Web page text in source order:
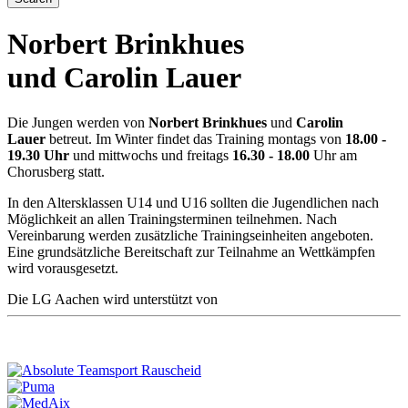
Norbert Brinkhues
und Carolin Lauer
Die Jungen werden von Norbert Brinkhues und Carolin
Lauer betreut. Im Winter findet das Training montags von 18.00 -
19.30 Uhr und mittwochs und freitags 16.30 - 18.00 Uhr am
Chorusberg statt.
In den Altersklassen U14 und U16 sollten die Jugendlichen nach
Möglichkeit an allen Trainingsterminen teilnehmen. Nach
Vereinbarung werden zusätzliche Trainingseinheiten angeboten.
Eine grundsätzliche Bereitschaft zur Teilnahme an Wettkämpfen
wird vorausgesetzt.
Die LG Aachen wird unterstützt von